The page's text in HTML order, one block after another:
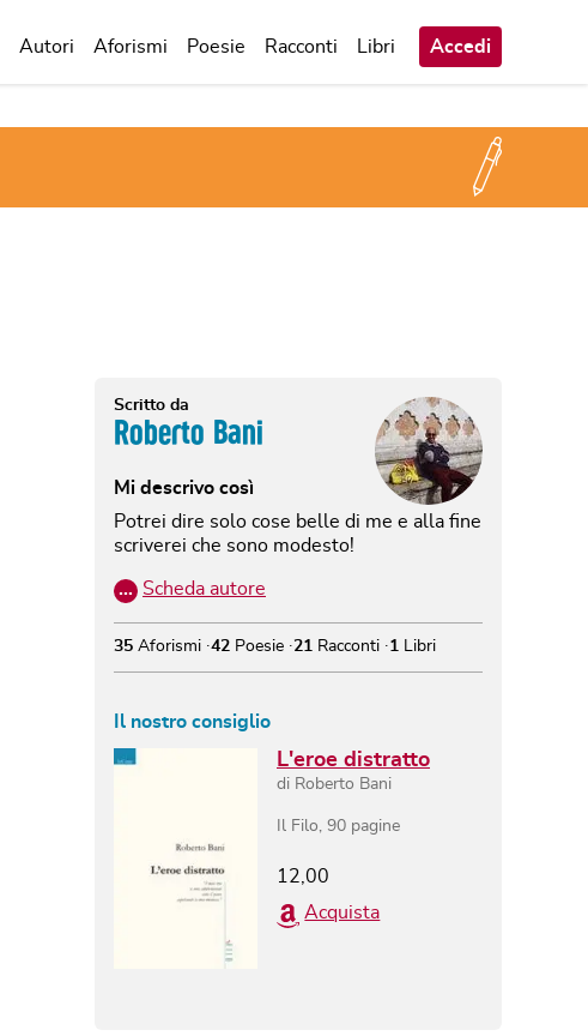
Autori Aforismi Poesie Racconti Libri Accedi
Scritto da
Roberto Bani
Mi descrivo così
Potrei dire solo cose belle di me e alla fine
scriverei che sono modesto!
… Scheda autore
35 Aforismi 42 Poesie 21 Racconti 1 Libri
Il nostro consiglio
L'eroe distratto
di Roberto Bani
Il Filo 90 pagine
12,00
Acquista